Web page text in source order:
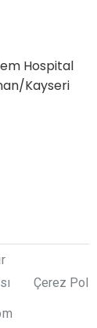
Hospital
Kayseri
Çerez